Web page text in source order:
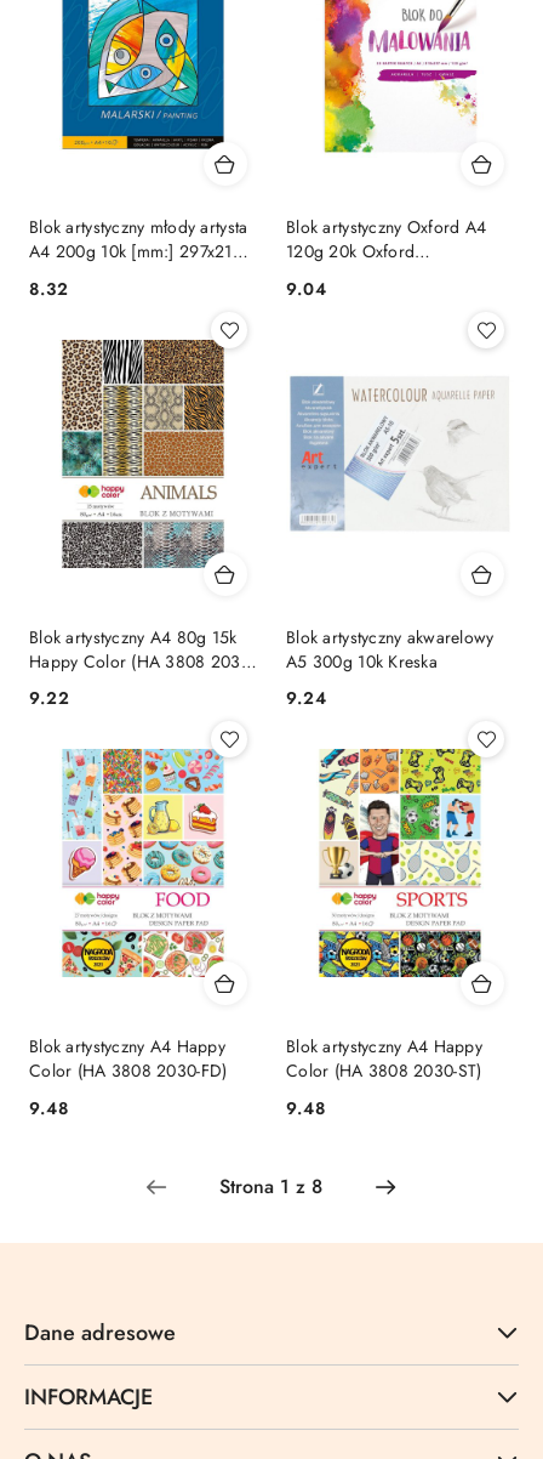
Blok artystyczny młody artysta
A4 200g 10k [mm:] 297x210
M10)
Cena:
8.32
Blok artystyczny Oxford A4
120g 20k Oxford
Cena:
9.04
Blok artystyczny A4 80g 15k
Happy Color (HA 3808 2030-
Cena:
9.22
Blok artystyczny akwarelowy
A5 300g 10k Kreska
Cena:
9.24
Blok artystyczny A4 Happy
Color (HA 3808 2030-FD)
Cena:
9.48
Blok artystyczny A4 Happy
Color (HA 3808 2030-ST)
Cena:
9.48
Dane adresowe
INFORMACJE